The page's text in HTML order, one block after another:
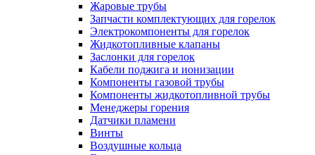
Жаровые трубы
Запчасти комплектующих для горелок
Электрокомпоненты для горелок
Жидкотопливные клапаны
Заслонки для горелок
Кабели поджига и ионизации
Компоненты газовой трубы
Компоненты жидкотопливной трубы
Менеджеры горения
Датчики пламени
Винты
Воздушные кольца